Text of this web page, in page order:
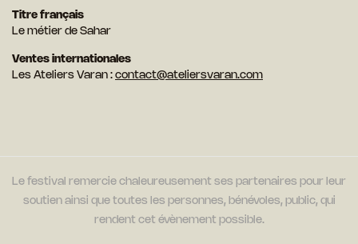
Titre français
Le métier de Sahar
Ventes internationales
Les Ateliers Varan : contact@ateliersvaran.com
Le festival remercie chaleureusement ses partenaires pour leur
soutien ainsi que toutes les personnes, bénévoles, public, qui
rendent cet évènement possible.